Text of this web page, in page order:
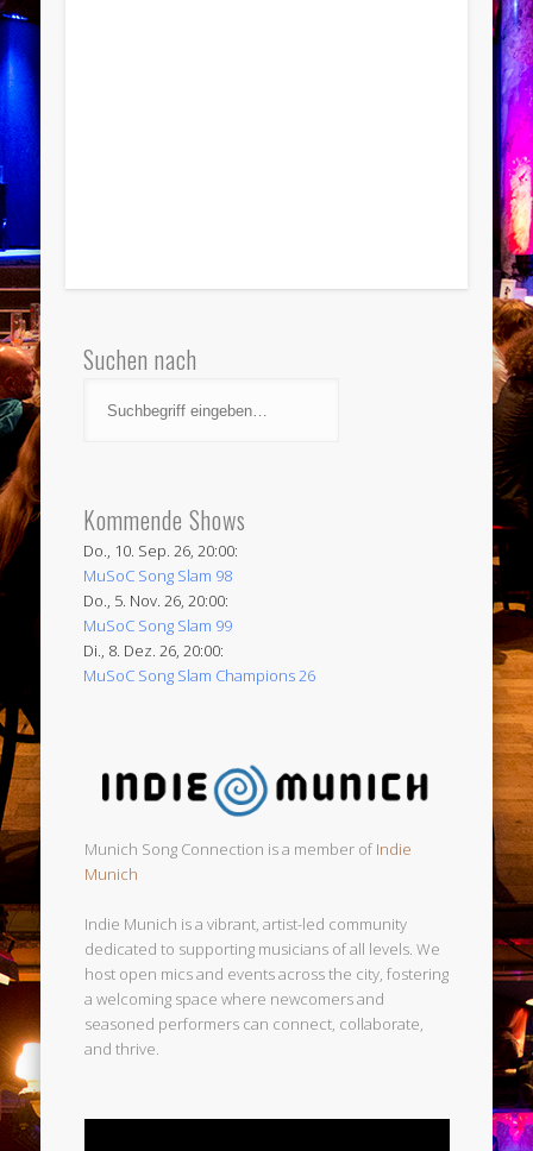
Suchen nach
Kommende Shows
Do., 10. Sep. 26, 20:00:
MuSoC Song Slam 98
Do., 5. Nov. 26, 20:00:
MuSoC Song Slam 99
Di., 8. Dez. 26, 20:00:
MuSoC Song Slam Champions 26
Munich Song Connection is a member ofIndie
Munich
Indie Munich is a vibrant, artist-led community
dedicated to supporting musicians of all levels. We
host open mics and events across the city, fostering
a welcoming space where newcomers and
seasoned performers can connect, collaborate,
and thrive.